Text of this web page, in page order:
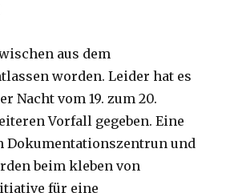
aus dem
worden. Leider hat es
Nacht vom 19. zum 20.
Vorfall gegeben. Eine
Dokumentationszentrun und
beim kleben von
für eine